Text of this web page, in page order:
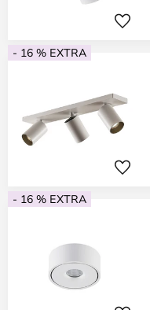
- 16 % EXTRA
- 16 % EXTRA